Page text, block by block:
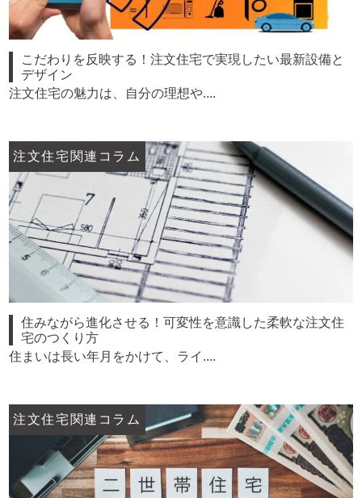
こだわりを反映する！注文住宅で実現したい最新設備と
デザイン
注文住宅の魅力は、自分の理想や....
注文住宅関連コラム
住みながら進化させる！可変性を意識した柔軟な注文住
宅のつくり方
住まいは長い年月をかけて、ライ....
注文住宅関連コラム